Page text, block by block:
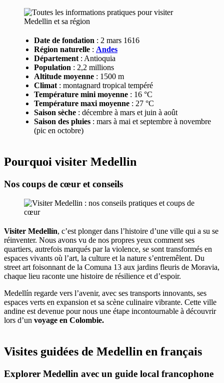
Date de fondation : 2 mars 1616
Région naturelle : Andes
Département : Antioquia
Population : 2,2 millions
Altitude moyenne : 1500 m
Climat : montagnard tropical tempéré
Température mini moyenne : 16 °C
Température maxi moyenne : 27 °C
Saison sèche : décembre à mars et juin à août
Saison des pluies : mars à mai et septembre à novembre
(pic en octobre)
Pourquoi visiter Medellin
Nos coups de cœur et conseils
Visiter Medellín, c’est plonger dans l’histoire d’une ville qui a su se
réinventer. Nous avons vu de nos propres yeux comment ses
quartiers, autrefois marqués par la violence, se sont transformés en
espaces vivants où l’art, la culture et la nature s’entremêlent. Du
street art foisonnant de la Comuna 13 aux jardins fleuris de Moravia,
chaque lieu raconte une histoire de résilience et d’espoir.
Medellín regarde vers l’avenir, avec ses transports innovants, ses
espaces verts en expansion et sa scène culinaire vibrante. Cette ville
andine est devenue pour nous une étape incontournable à découvrir
lors d’un voyage en Colombie.
Visites guidées de Medellin en français
Explorer Medellin avec un guide local francophone